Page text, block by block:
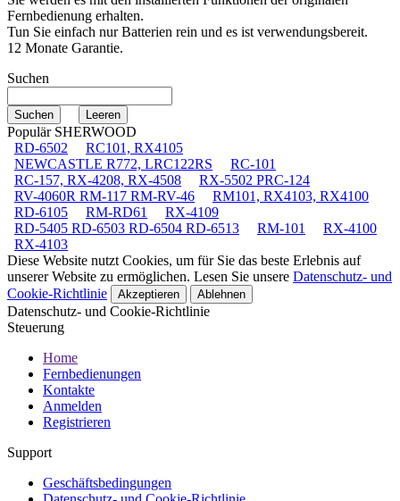
Fernbedienung erhalten.
Tun Sie einfach nur Batterien rein und es ist verwendungsbereit.
12 Monate Garantie.
Suchen
Populär SHERWOOD
RD-6502
RC101, RX4105
NEWCASTLE R772, LRC122RS
RC-101
RC-157, RX-4208, RX-4508
RX-5502 PRC-124
RV-4060R RM-117 RM-RV-46
RM101, RX4103, RX4100
RD-6105
RM-RD61
RX-4109
RD-5405 RD-6503 RD-6504 RD-6513
RM-101
RX-4100
RX-4103
Diese Website nutzt Cookies, um für Sie das beste Erlebnis auf
unserer Website zu ermöglichen. Lesen Sie unsere Datenschutz- und
Cookie-Richtlinie
Akzeptieren Ablehnen
Datenschutz- und Cookie-Richtlinie
Steuerung
Home
Fernbedienungen
Kontakte
Anmelden
Registrieren
Support
Geschäftsbedingungen